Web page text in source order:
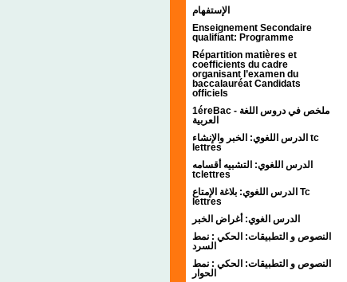
الإستفهام
Enseignement Secondaire
qualifiant: Programme
Répartition matières et
coefficients du cadre
organisant l’examen du
baccalauréat Candidats
officiels
1éreBac - ملخص في دروس اللغة
العربية
الدرس اللغوي: الخبر والإنشاء tc
lettres
الدرس اللغوي: التشبيه أقسامه
tclettres
الدرس اللغوي: بلاغة الإمتاع Tc
lettres
الدرس الغوي: أغراض الخبر
النصوص و التطبيقات: الحكي : نمط
السرد
النصوص و التطبيقات: الحكي : نمط
الحوار